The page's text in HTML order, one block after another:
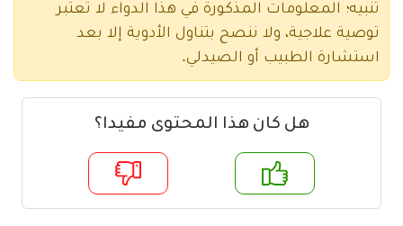
تنبيه؛ المعلومات المذكورة في هذا الدواء لا تعتبر
توصية علاجية، ولا ننصح بتناول الأدوية إلا بعد
استشارة الطبيب أو الصيدلي.
هل كان هذا المحتوى مفيدا؟
لا